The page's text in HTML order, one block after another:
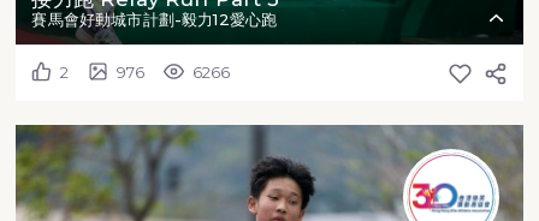
賽馬會好動城市計劃-毅力12愛心跑
2 976 6266